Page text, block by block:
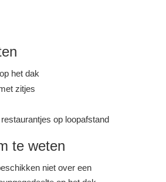
het dak
zitjes
op loopafstand
te weten
niet over een